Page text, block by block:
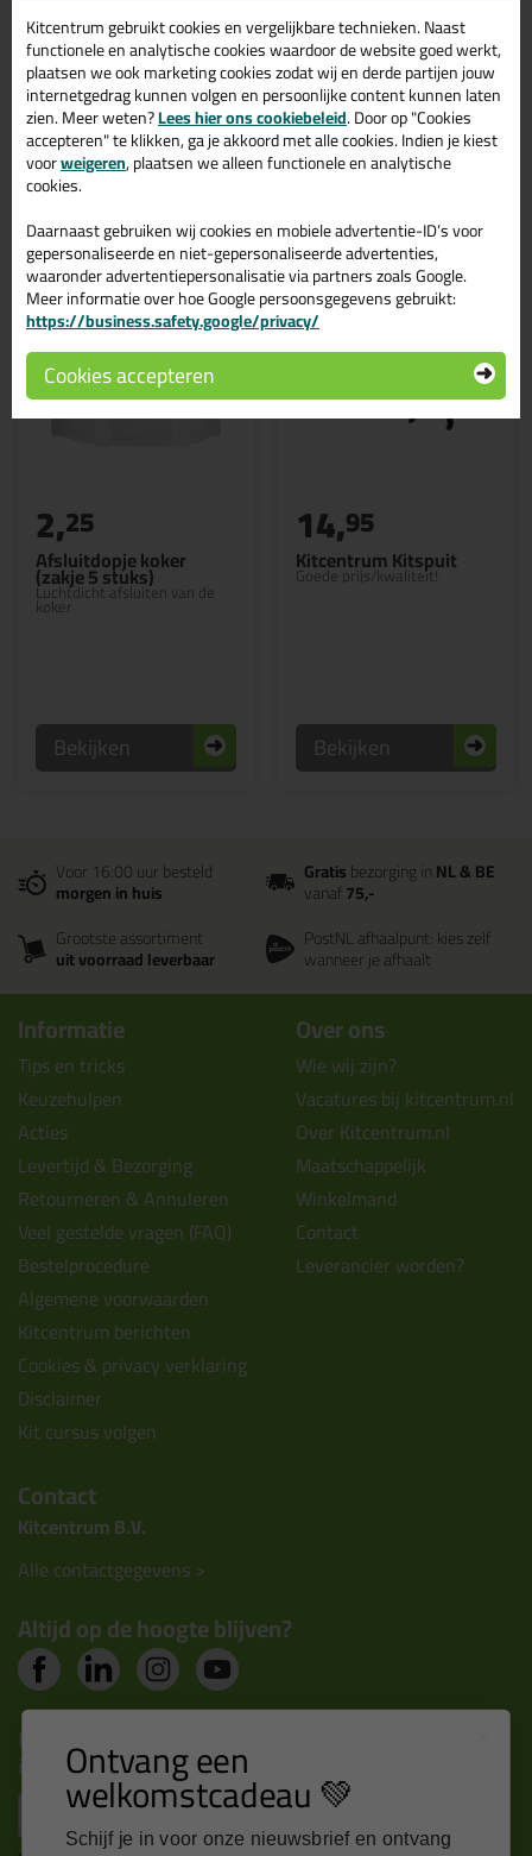
Verdunning K kan probleemloos worden verwerkt met een doek
ofkwast. Het is een mild oplosmiddel dat te gebruiken is op
vrijwel alle ondergronden. Bij twijfel eerst op een onopvallende
plek testen om zichtbare schade te voorkomen.
Gerelateerde producten
Afsluitdopje koker
(zakje 5 stuks)
Luchtdicht afsluiten van de
koker
2,25
Bekijken
Kitcentrum Kitspuit
Goede prijs/kwaliteit!
14,95
Bekijken
Voor 16:00 uur besteld
morgen in huis
Gratisbezorging inNL & BE
vanaf75,-
Grootste assortiment
uit voorraad leverbaar
PostNL afhaalpunt: kies zelf
wanneer je afhaalt
Informatie
Tips en tricks
Keuzehulpen
Acties
Levertijd & Bezorging
Retourneren & Annuleren
Veel gestelde vragen (FAQ)
Bestelprocedure
Algemene voorwaarden
Kitcentrum berichten
Cookies & privacy verklaring
Disclaimer
Kit cursus volgen
Over ons
Wie wij zijn?
Vacatures bij kitcentrum.nl
Over Kitcentrum.nl
Maatschappelijk
Winkelmand
Contact
Leverancier worden?
Contact
Kitcentrum B.V.
Alle contactgegevens >
Altijd op de hoogte blijven?
Nieuws, tips en exclusieve deals rechtstreeks in je
inbox
Kitcentrum gebruikt cookies en vergelijkbare technieken. Naast
functionele en analytische cookies waardoor de website goed werkt,
plaatsen we ook marketing cookies zodat wij en derde partijen jouw
internetgedrag kunnen volgen en persoonlijke content kunnen laten
zien. Meer weten?Lees hier ons cookiebeleid. Door op "Cookies
accepteren" te klikken, ga je akkoord met alle cookies. Indien je kiest
voorweigeren, plaatsen we alleen functionele en analytische
cookies.
Daarnaast gebruiken wij cookies en mobiele advertentie-ID’s voor
gepersonaliseerde en niet-gepersonaliseerde advertenties,
waaronder advertentiepersonalisatie via partners zoals Google.
Meer informatie over hoe Google persoonsgegevens gebruikt:
https://business.safety.google/privacy/
Cookies accepteren
Ontvang een
welkomstcadeau 💚
Schijf je in voor onze nieuwsbrief en ontvang